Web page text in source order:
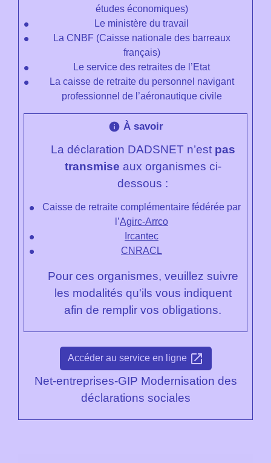
études économiques)
Le ministère du travail
La CNBF (Caisse nationale des barreaux
français)
Le service des retraites de l’Etat
La caisse de retraite du personnel navigant
professionnel de l’aéronautique civile
info À savoir
La déclaration DADSNET n’est pas
transmise aux organismes ci-
dessous :
Caisse de retraite complémentaire fédérée par
l’Agirc-Arrco
Ircantec
CNRACL
Pour ces organismes, veuillez suivre
les modalités qu'ils vous indiquent
afin de remplir vos obligations.
Accéder au service en ligne open_in_new
Net-entreprises-GIP Modernisation des
déclarations sociales